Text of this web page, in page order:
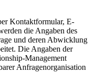
Kontaktformular, E-
die Angaben des
und deren Abwicklung
Die Angaben der
Management
Anfragenorganisation